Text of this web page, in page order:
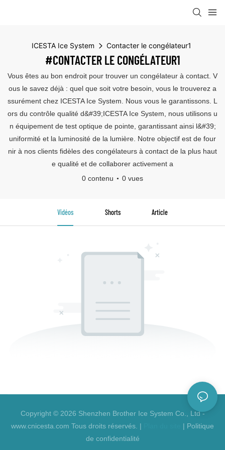
ICESTA Ice System Contacter le congélateur1
#CONTACTER LE CONGÉLATEUR1
Vous êtes au bon endroit pour trouver un congélateur à contact. V
ous le savez déjà : quel que soit votre besoin, vous le trouverez a
ssurément chez ICESTA Ice System. Nous vous le garantissons. L
ors du contrôle qualité d&#39;ICESTA Ice System, nous utilisons u
n équipement de test optique de pointe, garantissant ainsi l&#39;
uniformité et la luminosité de la lumière. Notre objectif est de four
nir à nos clients fidèles des congélateurs à contact de la plus haut
e qualité et de collaborer activement a
0 contenu
0 vues
Vidéos Shorts Article
Copyright © 2026 Shenzhen Brother Ice System Co., Ltd -
www.cnicesta.com Tous droits réservés. |
| Politique
de confidentialité